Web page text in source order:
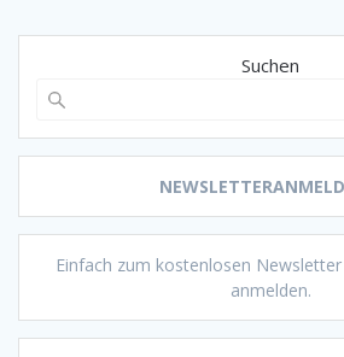
Suchen
Einfach zum kostenlosen
anmelden.